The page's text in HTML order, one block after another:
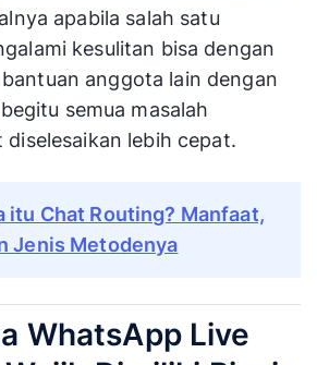
apabila salah satu
kesulitan bisa dengan
anggota lain dengan
semua masalah
diselesaikan lebih cepat.
itu Chat Routing? Manfaat,
Jenis Metodenya
WhatsApp Live